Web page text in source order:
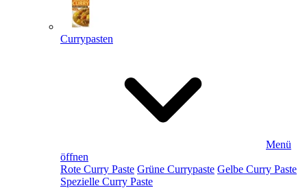
Currypasten
Menü
öffnen
Rote Curry Paste Grüne Currypaste Gelbe Curry Paste
Spezielle Curry Paste